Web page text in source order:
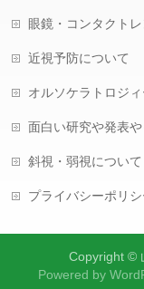
眼鏡・コンタクト
近視予防について
オルソケラトロジ
面白い研究や発表
斜視・弱視について
プライバシーポリシ
Copyright ©
Powered by